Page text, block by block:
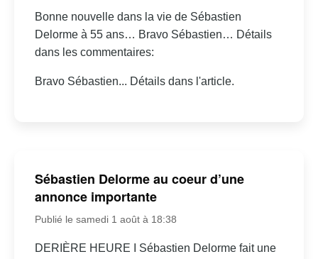
Bonne nouvelle dans la vie de Sébastien
Delorme à 55 ans… Bravo Sébastien… Détails
dans les commentaires:
Bravo Sébastien... Détails dans l'article.
Sébastien Delorme au coeur d’une
annonce importante
Publié le samedi 1 août à 18:38
DERIÈRE HEURE I Sébastien Delorme fait une